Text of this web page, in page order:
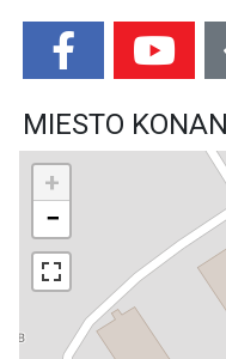
MIESTO
+
−